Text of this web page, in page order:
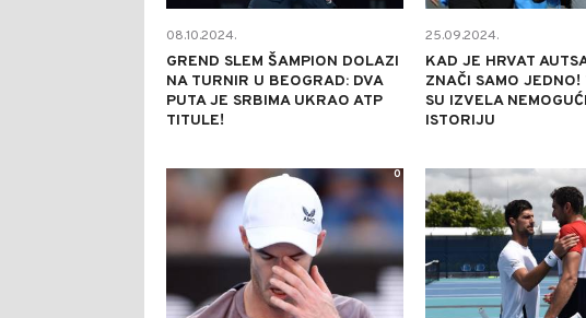
08.10.2024.
GREND SLEM ŠAMPION DOLAZI
NA TURNIR U BEOGRAD: DVA
PUTA JE SRBIMA UKRAO ATP
TITULE!
25.09.2024.
KAD JE HRVAT
ZNAČI SAMO JEDNO!
SU IZVELA
ISTORIJU
0